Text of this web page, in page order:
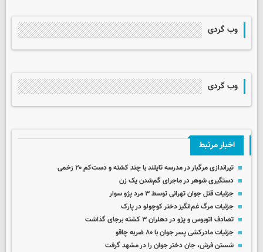
وب گردی
وب گردی
اخبار مرتبط
تیراندازی مرگبار در مدرسه‌ تایلند با چند کشته و دست‌کم ۲۰ زخمی
دستگیری شوهر در ماجرای گم‌شدن یک زن
جزئیات قتل جوان تهرانی توسط ۳ مرد پژو سوار
جزئیات مرگ غم‌انگیز دختر کوچولو در پارک
تصادف اتوبوس و پژو در دهلران ۳ کشته برجای گذاشت
جزئیات مادرکشی پسر جوان با ۸۰ ضربه چاقو
شستن فرش، جان دختر جوان را در مشهد گرفت